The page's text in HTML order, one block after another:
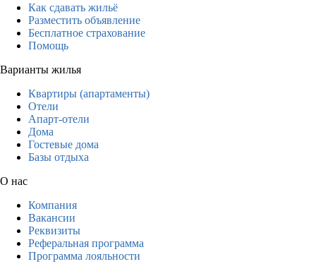
Как сдавать жильё
Разместить объявление
Бесплатное страхование
Помощь
Варианты жилья
Квартиры (апартаменты)
Отели
Апарт-отели
Дома
Гостевые дома
Базы отдыха
О нас
Компания
Вакансии
Реквизиты
Реферальная программа
Программа лояльности